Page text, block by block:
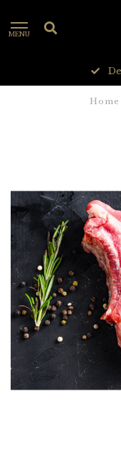
MENU
Home